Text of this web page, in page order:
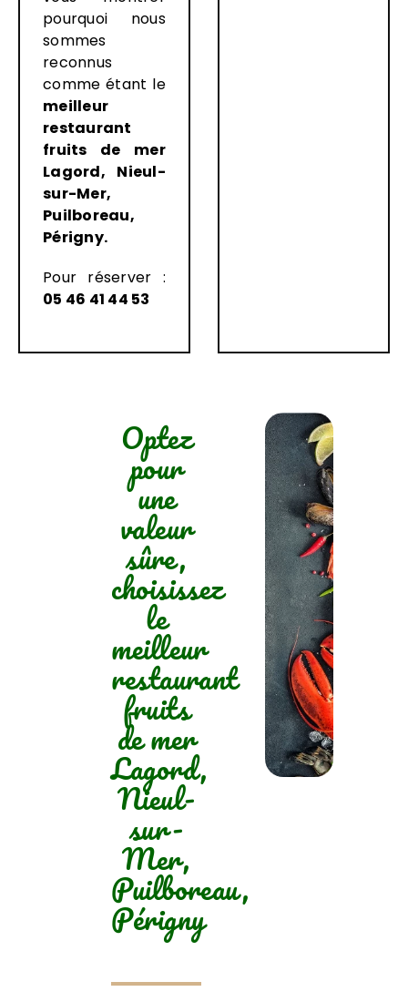
pourquoi nous
sommes
reconnus
comme étant le
meilleur
restaurant
fruits de mer
Lagord, Nieul-
sur-Mer,
Puilboreau,
Périgny.
Pour réserver :
05 46 41 44 53
Optez
pour
une
valeur
sûre,
choisissez
le
meilleur
restaurant
fruits
de mer
Lagord,
Nieul-
sur-
Mer,
Puilboreau,
Périgny